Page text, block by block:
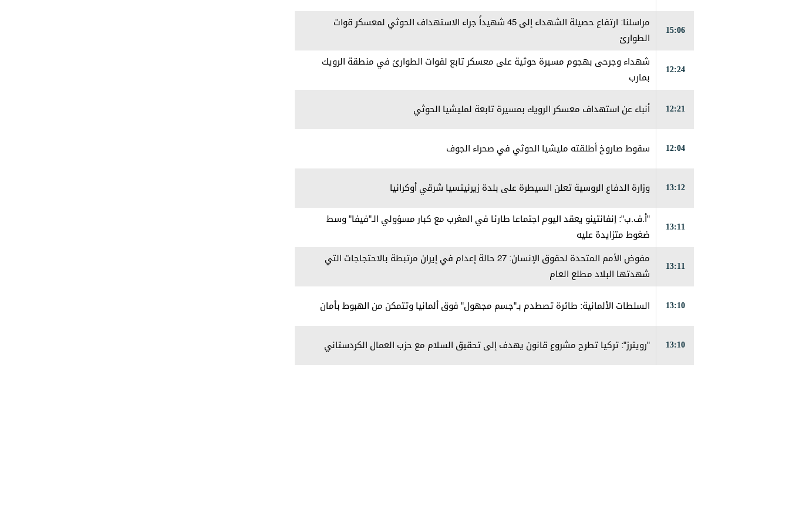
15:06
مراسلنا: ارتفاع حصيلة الشهداء إلى 45 شهيداً جراء الاستهداف الحوثي لمعسكر قوات
الطوارئ
12:24
شهداء وجرحى بهجوم مسيرة حوثية على معسكر تابع لقوات الطوارئ في منطقة الرويك
بمارب
12:21 أنباء عن استهداف معسكر الرويك بمسيرة تابعة لمليشيا الحوثي
12:04 سقوط صاروخ أطلقته مليشيا الحوثي في صحراء الجوف
13:12 وزارة الدفاع الروسية تعلن السيطرة على بلدة زيرنيتسيا شرقي أوكرانيا
13:11
"أ.ف.ب": إنفانتينو يعقد اليوم اجتماعا طارئا في المغرب مع كبار مسؤولي الـ"فيفا" وسط
ضغوط متزايدة عليه
13:11
مفوض الأمم المتحدة لحقوق الإنسان: 27 حالة إعدام في إيران مرتبطة بالاحتجاجات التي
شهدتها البلاد مطلع العام
13:10 السلطات الألمانية: طائرة تصطدم بـ"جسم مجهول" فوق ألمانيا وتتمكن من الهبوط بأمان
13:10 "رويترز": تركيا تطرح مشروع قانون يهدف إلى تحقيق السلام مع حزب العمال الكردستاني